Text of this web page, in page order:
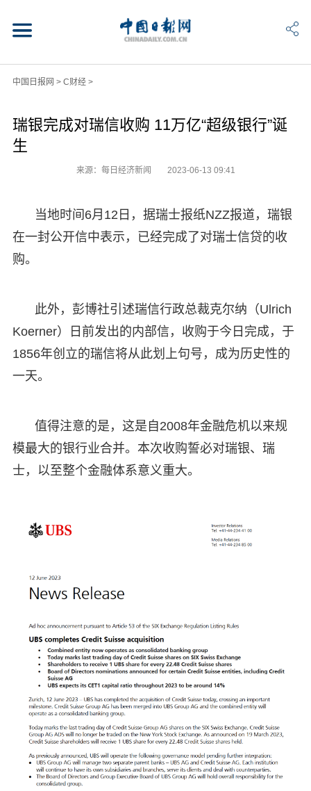
中国日报网 > C财经>
瑞银完成对瑞信收购 11万亿“超级银行”诞
生
来源：每日经济新闻 2023-06-13 09:41
当地时间6月12日，据瑞士报纸NZZ报道，瑞银
在一封公开信中表示，已经完成了对瑞士信贷的收
购。
此外，彭博社引述瑞信行政总裁克尔纳（Ulrich
Koerner）日前发出的内部信，收购于今日完成，于
1856年创立的瑞信将从此划上句号，成为历史性的
一天。
值得注意的是，这是自2008年金融危机以来规
模最大的银行业合并。本次收购誓必对瑞银、瑞
士，以至整个金融体系意义重大。